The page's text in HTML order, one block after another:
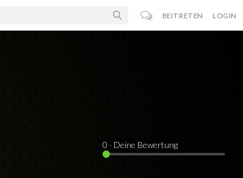
BEITRETEN LOGIN
0 · Deine Bewertung